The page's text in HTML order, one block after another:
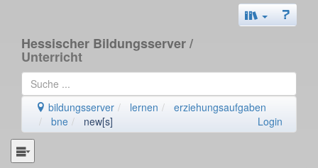
Hessischer Bildungsserver/
Unterricht
bildungsserver lernen
erziehungsaufgaben
bne
new[s] Login